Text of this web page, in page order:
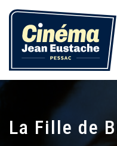
La Fille de